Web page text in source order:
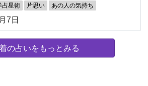
占星術 片思い あの人の気持ち
7日
の占いをもっとみる